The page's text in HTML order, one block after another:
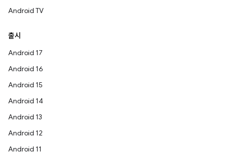
Android TV
출시
Android 17
Android 16
Android 15
Android 14
Android 13
Android 12
Android 11